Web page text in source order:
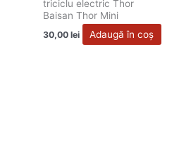
triciclu electric Thor
Baisan Thor Mini
30,00lei Adaugă în coș